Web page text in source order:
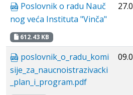
Poslovnik o radu Nauč
nog veća Instituta "Vinča"
612.43 KB
poslovnik_o_radu_komi
sije_za_naucnoistrazivacki
_plan_i_program.pdf